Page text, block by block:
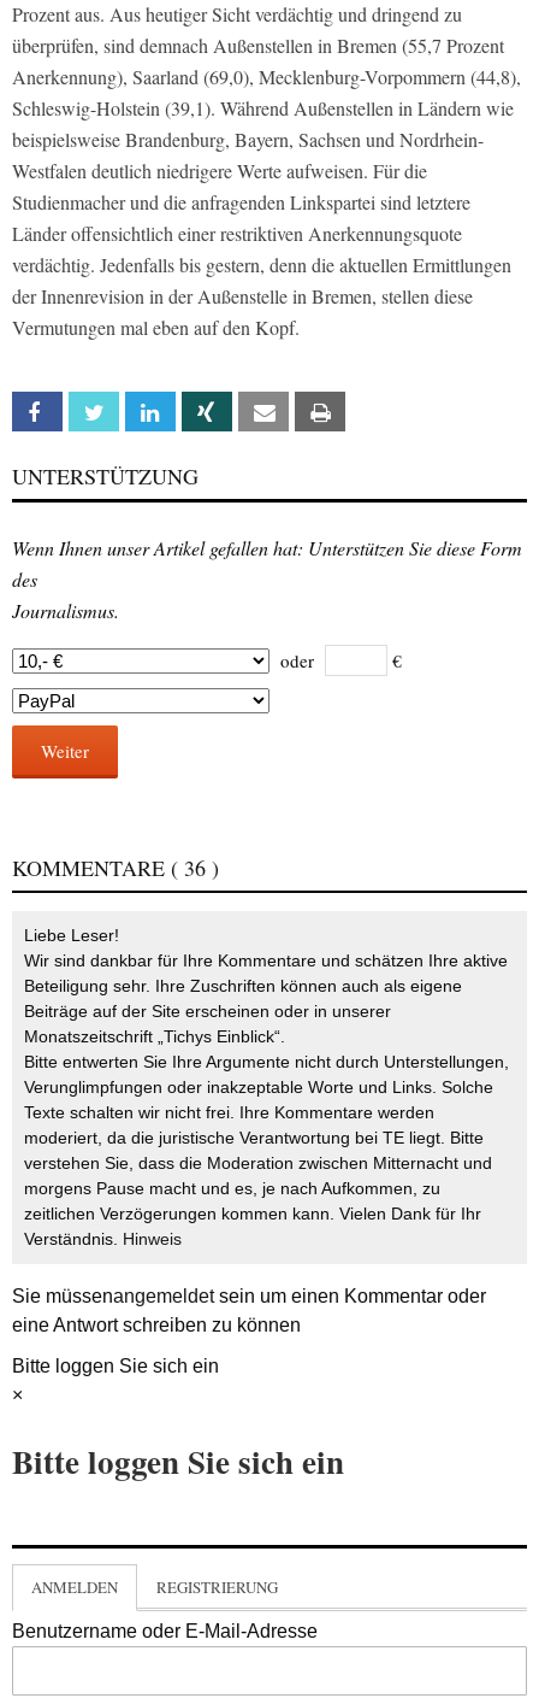
Prozent aus. Aus heutiger Sicht verdächtig und dringend zu
überprüfen, sind demnach Außenstellen in Bremen (55,7 Prozent
Anerkennung), Saarland (69,0), Mecklenburg-Vorpommern (44,8),
Schleswig-Holstein (39,1). Während Außenstellen in Ländern wie
beispielsweise Brandenburg, Bayern, Sachsen und Nordrhein-
Westfalen deutlich niedrigere Werte aufweisen. Für die
Studienmacher und die anfragenden Linkspartei sind letztere
Länder offensichtlich einer restriktiven Anerkennungsquote
verdächtig. Jedenfalls bis gestern, denn die aktuellen Ermittlungen
der Innenrevision in der Außenstelle in Bremen, stellen diese
Vermutungen mal eben auf den Kopf.
Facebook Twitter Linkedin Xing Email
UNTERSTÜTZUNG
Wenn Ihnen unser Artikel gefallen hat: Unterstützen Sie diese Form
des
Journalismus.
oder €
Weiter
KOMMENTARE ( 36 )
Liebe Leser!
Wir sind dankbar für Ihre Kommentare und schätzen Ihre aktive
Beteiligung sehr. Ihre Zuschriften können auch als eigene
Beiträge auf der Site erscheinen oder in unserer
Monatszeitschrift „Tichys Einblick“.
Bitte entwerten Sie Ihre Argumente nicht durch Unterstellungen,
Verunglimpfungen oder inakzeptable Worte und Links. Solche
Texte schalten wir nicht frei. Ihre Kommentare werden
moderiert, da die juristische Verantwortung bei TE liegt. Bitte
verstehen Sie, dass die Moderation zwischen Mitternacht und
morgens Pause macht und es, je nach Aufkommen, zu
zeitlichen Verzögerungen kommen kann. Vielen Dank für Ihr
Verständnis. Hinweis
Sie müssenangemeldetsein um einen Kommentar oder
eine Antwort schreiben zu können
Bitte loggen Sie sich ein
×
Bitte loggen Sie sich ein
ANMELDEN REGISTRIERUNG
Benutzername oder E-Mail-Adresse